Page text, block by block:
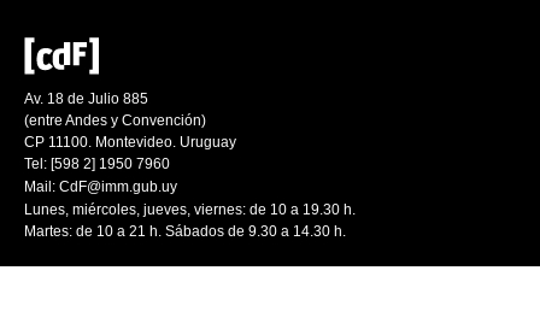
Av. 18 de Julio 885
(entre Andes y Convención)
CP 11100. Montevideo. Uruguay
Tel: [598 2] 1950 7960
Mail: CdF@imm.gub.uy
Lunes, miércoles, jueves, viernes: de 10 a 19.30 h.
Martes: de 10 a 21 h. Sábados de 9.30 a 14.30 h.